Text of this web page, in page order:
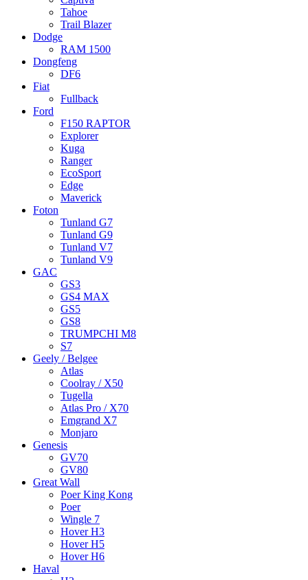
Tahoe
Trail Blazer
Dodge
RAM 1500
Dongfeng
DF6
Fiat
Fullback
Ford
F150 RAPTOR
Explorer
Kuga
Ranger
EcoSport
Edge
Maverick
Foton
Tunland G7
Tunland G9
Tunland V7
Tunland V9
GAC
GS3
GS4 MAX
GS5
GS8
TRUMPCHI M8
S7
Geely / Belgee
Atlas
Coolray / X50
Tugella
Atlas Pro / X70
Emgrand X7
Monjaro
Genesis
GV70
GV80
Great Wall
Poer King Kong
Poer
Wingle 7
Hover H3
Hover H5
Hover H6
Haval